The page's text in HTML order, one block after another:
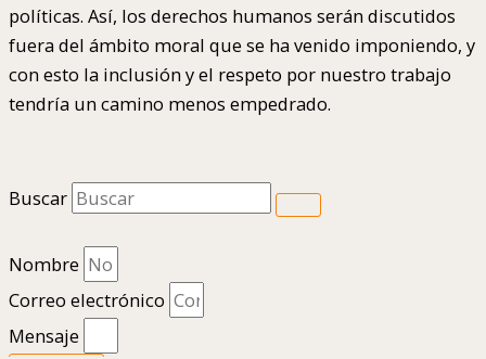
políticas. Así, los derechos humanos serán discutidos
fuera del ámbito moral que se ha venido imponiendo, y
con esto la inclusión y el respeto por nuestro trabajo
tendría un camino menos empedrado.
Buscar
Nombre
Correo electrónico
Mensaje